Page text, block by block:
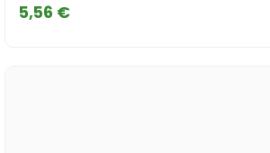
5,56 €Cena